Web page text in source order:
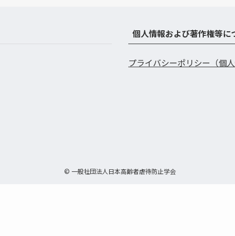
個人情報および著作権等に
プライバシーポリシー（個
© 一般社団法人日本高齢者虐待防止学会